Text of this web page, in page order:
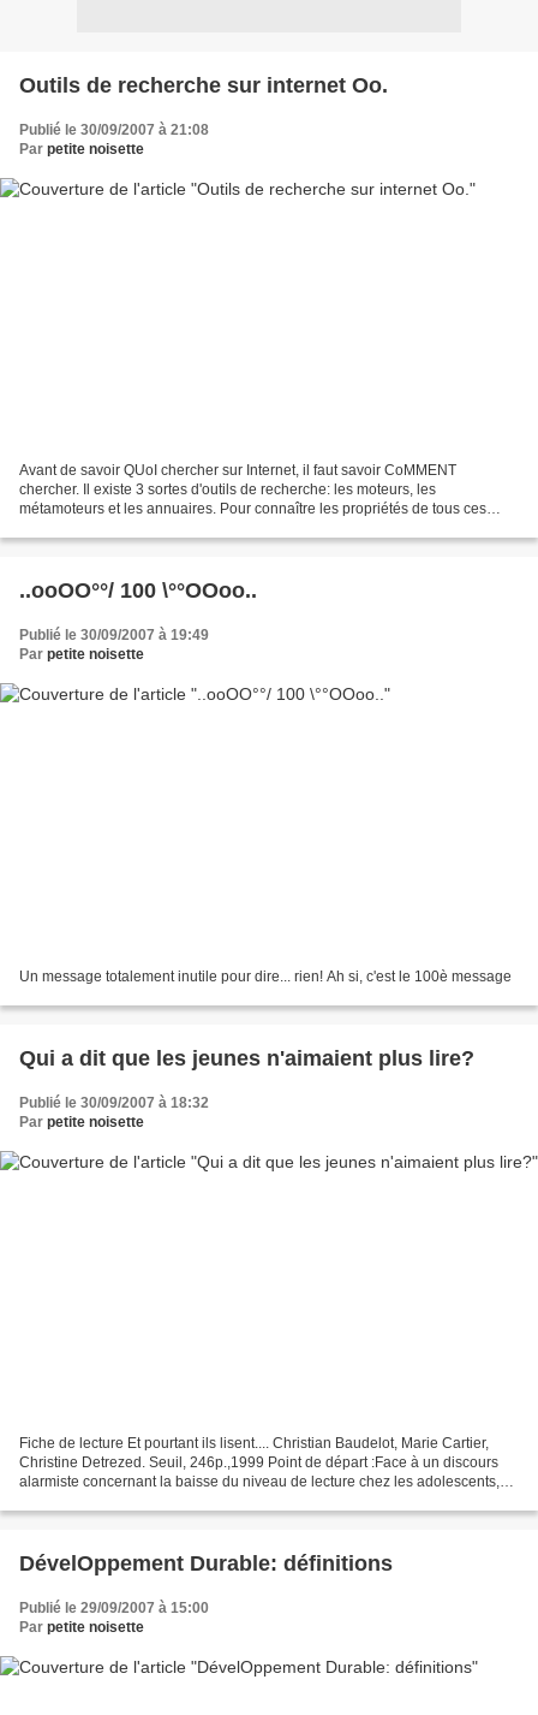
Outils de recherche sur internet Oo.
Publié le 30/09/2007 à 21:08
Par petite noisette
Avant de savoir QUoI chercher sur Internet, il faut savoir CoMMENT
chercher. Il existe 3 sortes d'outils de recherche: les moteurs, les
métamoteurs et les annuaires. Pour connaître les propriétés de tous ces
..ooOO°°/ 100 \°°OOoo..
Publié le 30/09/2007 à 19:49
Par petite noisette
Un message totalement inutile pour dire... rien! Ah si, c'est le 100è message
Qui a dit que les jeunes n'aimaient plus lire?
Publié le 30/09/2007 à 18:32
Par petite noisette
Fiche de lecture Et pourtant ils lisent.... Christian Baudelot, Marie Cartier,
Christine Detrezed. Seuil, 246p.,1999 Point de départ :Face à un discours
alarmiste concernant la baisse du niveau de lecture chez les adolescents,
DévelOppement Durable: définitions
Publié le 29/09/2007 à 15:00
Par petite noisette